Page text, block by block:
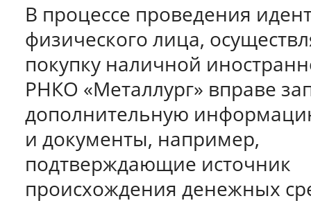
В процессе проведения
физического лица,
покупку наличной
РНКО «Металлург» вправе
дополнительную
и документы, например,
подтверждающие источник
происхождения денежных